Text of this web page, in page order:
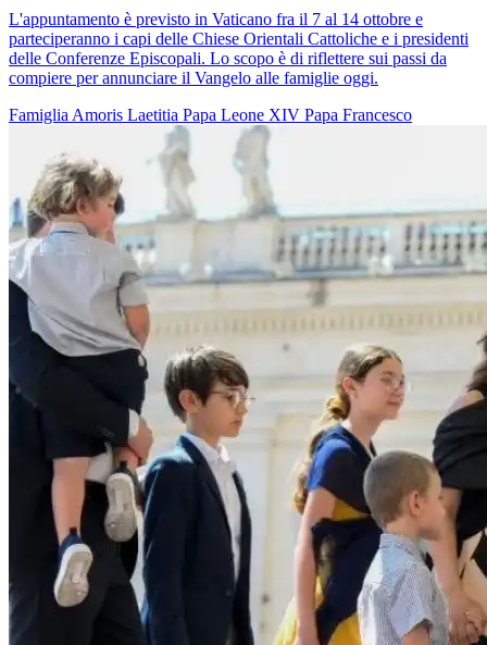
L'appuntamento è previsto in Vaticano fra il 7 al 14 ottobre e
parteciperanno i capi delle Chiese Orientali Cattoliche e i presidenti
delle Conferenze Episcopali. Lo scopo è di riflettere sui passi da
compiere per annunciare il Vangelo alle famiglie oggi.
FamigliaAmoris Laetitia Papa Leone XIV Papa Francesco